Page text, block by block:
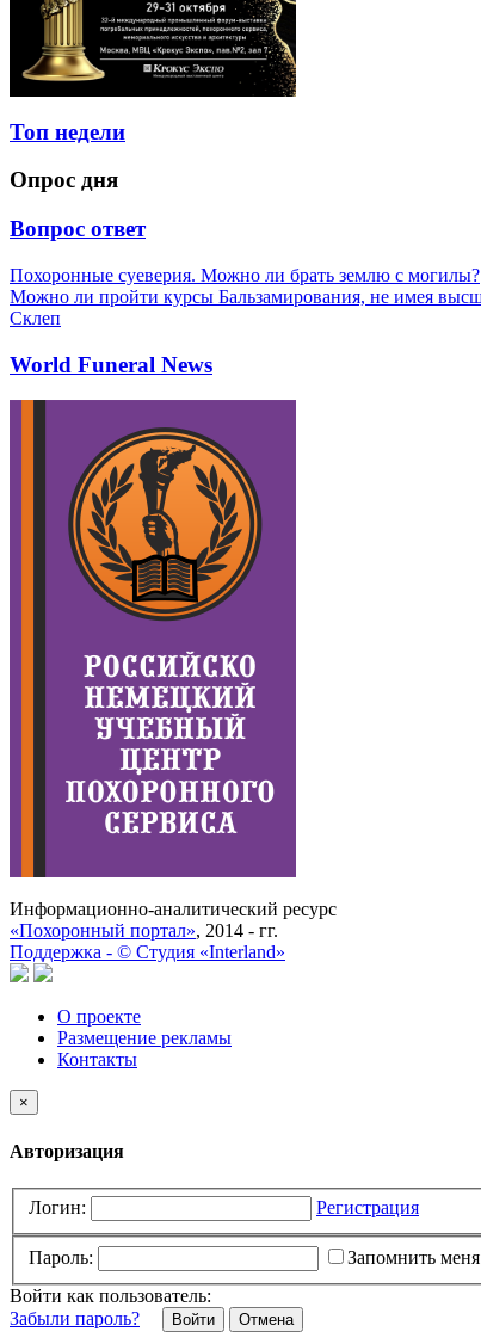
Топ недели
Опрос дня
Вопрос ответ
Похоронные суеверия. Можно ли брать землю с могилы?
Можно ли пройти курсы Бальзамирования, не имея
Склеп
World Funeral News
Информационно-аналитический ресурс
«Похоронный портал», 2014 - гг.
Поддержка - © Cтудия «Interland»
О проекте
Размещение рекламы
Контакты
×
Авторизация
Логин: Регистрация
Пароль:
Запомнить меня
Войти как пользователь:
Забыли пароль?
Отмена